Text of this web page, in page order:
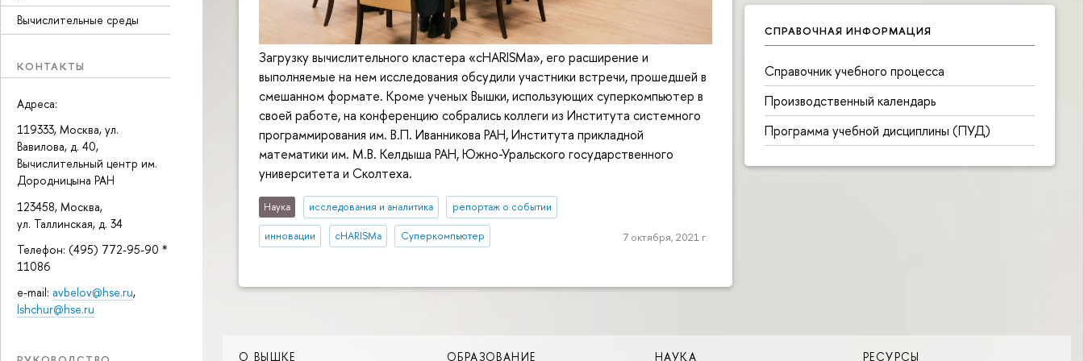
Вычислительные среды
КОНТАКТЫ
Адреса:
119333, Москва, ул.
Вавилова, д. 40,
Вычислительный центр им.
Дородницына РАН
123458, Москва,
ул. Таллинская, д. 34
Телефон: (495) 772-95-90 *
11086
e-mail: avbelov@hse.ru,
lshchur@hse.ru
СПРАВОЧНАЯ ИНФОРМАЦИЯ
Справочник учебного процесса
Производственный календарь
Программа учебной дисциплины (ПУД)
Загрузку вычислительного кластера «cHARISMa», его расширение и
выполняемые на нем исследования обсудили участники встречи, прошедшей в
смешанном формате. Кроме ученых Вышки, использующих суперкомпьютер в
своей работе, на конференцию собрались коллеги из Института системного
программирования им. В.П. Иванникова РАН, Института прикладной
математики им. М.В. Келдыша РАН, Южно-Уральского государственного
университета и Сколтеха.
Наука исследования и аналитика репортаж о событии
инновации cHARISMa Суперкомпьютер 7 октября, 2021 г.
О ВЫШКЕ
ОБРАЗОВАНИЕ
НАУКА
РЕСУРСЫ